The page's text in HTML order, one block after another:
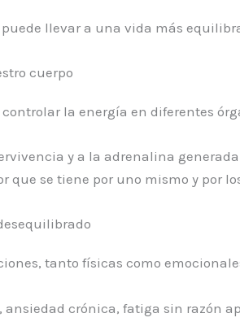
llevar a una vida más
cuerpo
la energía en diferentes
y a la adrenalina
se tiene por uno mismo y por
tanto físicas como
crónica, fatiga sin razón